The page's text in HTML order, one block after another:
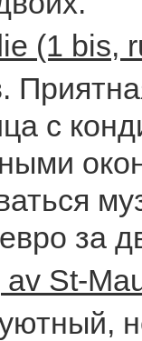
(1 bis,
с
за
St-